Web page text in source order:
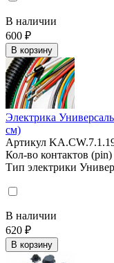
В наличии
600 ₽
В корзину
Электрика
см)
Артикул
Кол-во контактов (pin)
Тип электрики
В наличии
620 ₽
В корзину